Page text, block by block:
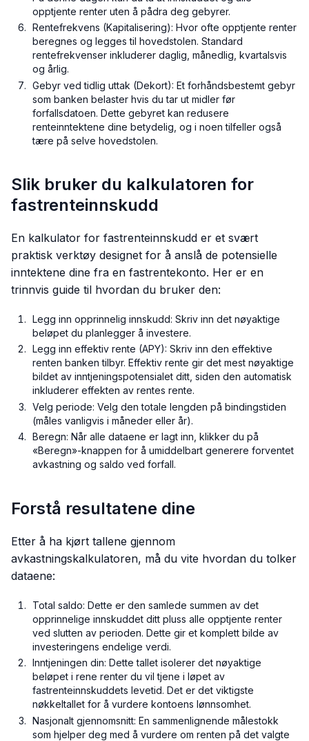
opptjente renter uten å pådra deg gebyrer.
Rentefrekvens (Kapitalisering): Hvor ofte opptjente renter
beregnes og legges til hovedstolen. Standard
rentefrekvenser inkluderer daglig, månedlig, kvartalsvis
og årlig.
Gebyr ved tidlig uttak (Dekort): Et forhåndsbestemt gebyr
som banken belaster hvis du tar ut midler før
forfallsdatoen. Dette gebyret kan redusere
renteinntektene dine betydelig, og i noen tilfeller også
tære på selve hovedstolen.
Slik bruker du kalkulatoren for
fastrenteinnskudd
En kalkulator for fastrenteinnskudd er et svært
praktisk verktøy designet for å anslå de potensielle
inntektene dine fra en fastrentekonto. Her er en
trinnvis guide til hvordan du bruker den:
Legg inn opprinnelig innskudd: Skriv inn det nøyaktige
beløpet du planlegger å investere.
Legg inn effektiv rente (APY): Skriv inn den effektive
renten banken tilbyr. Effektiv rente gir det mest nøyaktige
bildet av inntjeningspotensialet ditt, siden den automatisk
inkluderer effekten av rentes rente.
Velg periode: Velg den totale lengden på bindingstiden
(måles vanligvis i måneder eller år).
Beregn: Når alle dataene er lagt inn, klikker du på
«Beregn»-knappen for å umiddelbart generere forventet
avkastning og saldo ved forfall.
Forstå resultatene dine
Etter å ha kjørt tallene gjennom
avkastningskalkulatoren, må du vite hvordan du tolker
dataene:
Total saldo: Dette er den samlede summen av det
opprinnelige innskuddet ditt pluss alle opptjente renter
ved slutten av perioden. Dette gir et komplett bilde av
investeringens endelige verdi.
Inntjeningen din: Dette tallet isolerer det nøyaktige
beløpet i rene renter du vil tjene i løpet av
fastrenteinnskuddets levetid. Det er det viktigste
nøkkeltallet for å vurdere kontoens lønnsomhet.
Nasjonalt gjennomsnitt: En sammenlignende målestokk
som hjelper deg med å vurdere om renten på det valgte